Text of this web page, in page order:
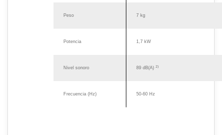
Peso 7 kg
Potencia 1,7 kW
Nivel sonoro 89 dB(A) 2)
Frecuencia (Hz) 50-60 Hz